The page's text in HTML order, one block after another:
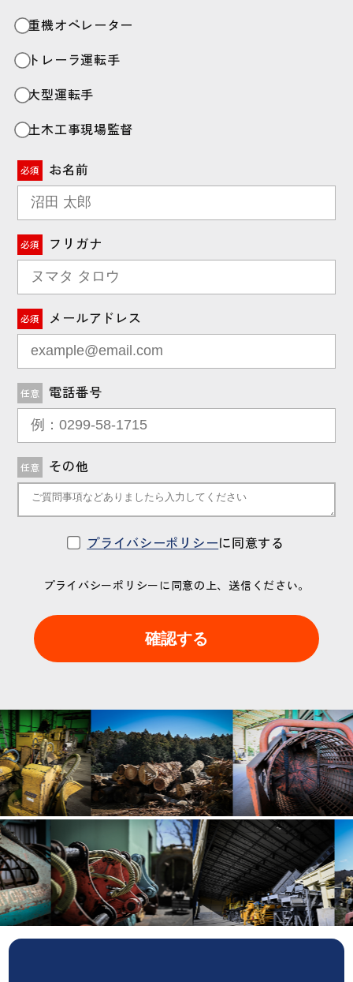
重機オペレーター
トレーラ運転手
大型運転手
土木工事現場監督
必須 お名前
必須 フリガナ
必須 メールアドレス
任意 電話番号
任意 その他
プライバシーポリシーに同意する
プライバシーポリシーに同意の上、送信ください。